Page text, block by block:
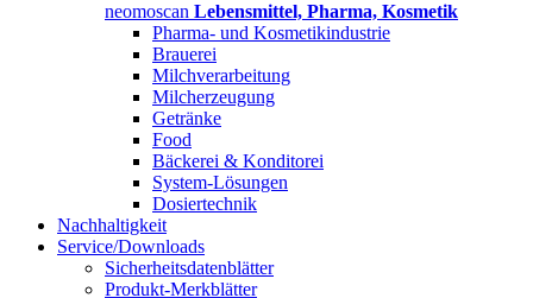
neomoscan Lebensmittel, Pharma, Kosmetik
Pharma- und Kosmetikindustrie
Brauerei
Milchverarbeitung
Milcherzeugung
Getränke
Food
Bäckerei & Konditorei
System-Lösungen
Dosiertechnik
Nachhaltigkeit
Service/Downloads
Sicherheitsdatenblätter
Produkt-Merkblätter